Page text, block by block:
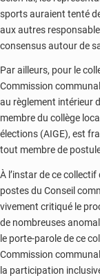
sports auraient tenté
aux autres
consensus autour de
Par ailleurs, pour le
Commission
au règlement intérieur
membre du collège
élections (AIGE), est
tout membre de
À l’instar de ce
postes du Conseil
vivement critiqué le
de nombreuses
le porte-parole de ce
Commission
la participation